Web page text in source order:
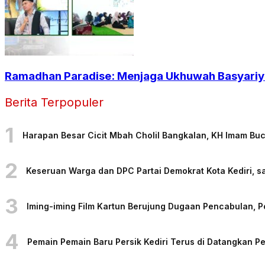
Ramadhan Paradise: Menjaga Ukhuwah
Berita Terpopuler
1 Harapan Besar Cicit Mbah Cholil Bangkalan, KH Imam
2 Keseruan Warga dan DPC Partai Demokrat Kota Kediri,
3 Iming-iming Film Kartun Berujung Dugaan Pencabulan,
4 Pemain Pemain Baru Persik Kediri Terus di Datangkan